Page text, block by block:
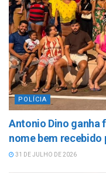
POLÍCIA
Antonio Dino ganha
nome bem recebido
31 DE JULHO DE 2026